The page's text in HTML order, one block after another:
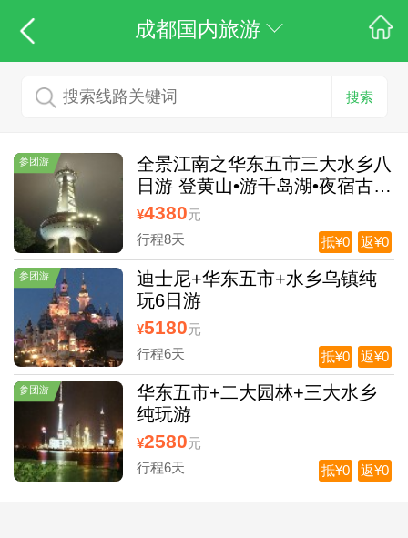
成都国内旅游
搜索
参团游
全景江南之华东五市三大水乡八
日游 登黄山•游千岛湖•夜宿古镇
周庄
¥4380元
行程8天
返¥0
抵¥0
参团游
迪士尼+华东五市+水乡乌镇纯
玩6日游
¥5180元
行程6天
返¥0
抵¥0
参团游
华东五市+二大园林+三大水乡
纯玩游
¥2580元
行程6天
返¥0
抵¥0